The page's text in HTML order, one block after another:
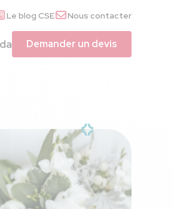
Le blog CSE Nous contacter
Demander un devis